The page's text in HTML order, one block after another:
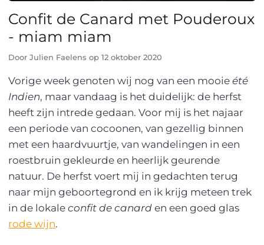
Confit de Canard met Pouderoux
- miam miam
Door Julien Faelens op 12 oktober 2020
Vorige week genoten wij nog van een mooieété
Indien, maar vandaag is het duidelijk: de herfst
heeft zijn intrede gedaan. Voor mij is het najaar
een periode van cocoonen, van gezellig binnen
met een haardvuurtje, van wandelingen in een
roestbruin gekleurde en heerlijk geurende
natuur. De herfst voert mij in gedachten terug
naar mijn geboortegrond en ik krijg meteen trek
in de lokaleconfit de canard en een goed glas
rode wijn.